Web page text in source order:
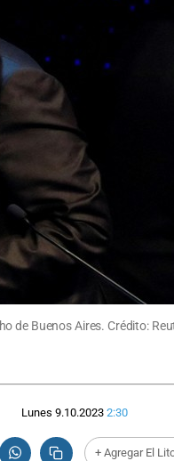
de Buenos Aires. Crédito:
Lunes 9.10.2023 2:30
+ Agregar El